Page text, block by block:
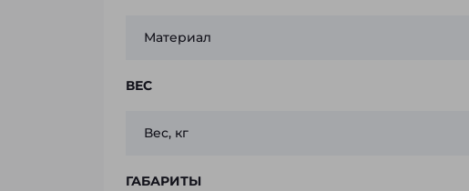
Материал
ВЕС
Вес, кг
ГАБАРИТЫ